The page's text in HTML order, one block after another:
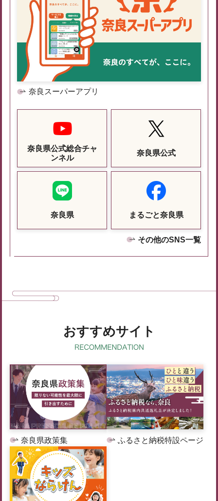
奈良スーパーアプリ
奈良県公式総合チャ
ンネル
奈良県公式
奈良県 まるごと奈良県
その他のSNS一覧
おすすめサイト
奈良県政策集 ふるさと納税特設ページ